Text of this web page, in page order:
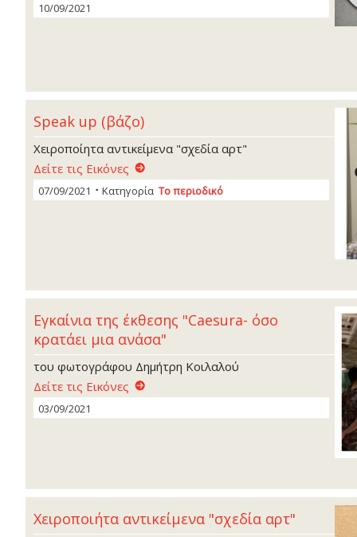
10/09/2021
Speak up (βάζο)
Χειροποίητα αντικείμενα "σχεδία αρτ"
Δείτε τις Εικόνες
07/09/2021 Κατηγορία Το περιοδικό
Εγκαίνια της έκθεσης "Caesura- όσο
κρατάει μια ανάσα"
του φωτογράφου Δημήτρη Κοιλαλού
Δείτε τις Εικόνες
03/09/2021
Χειροποιήτα αντικείμενα "σχεδία αρτ"